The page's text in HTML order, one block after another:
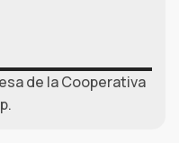
de la Cooperativa